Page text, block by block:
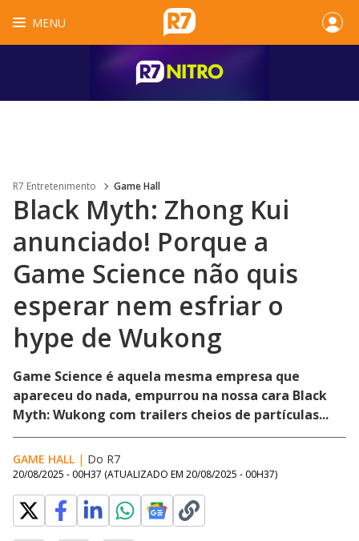
MENU
R7 Entretenimento Game Hall
Black Myth: Zhong Kui
anunciado! Porque a
Game Science não quis
esperar nem esfriar o
hype de Wukong
Game Science é aquela mesma empresa que
apareceu do nada, empurrou na nossa cara Black
Myth: Wukong com trailers cheios de partículas...
GAME HALL | Do R7
20/08/2025 - 00H37 (ATUALIZADO EM 20/08/2025 - 00H37)